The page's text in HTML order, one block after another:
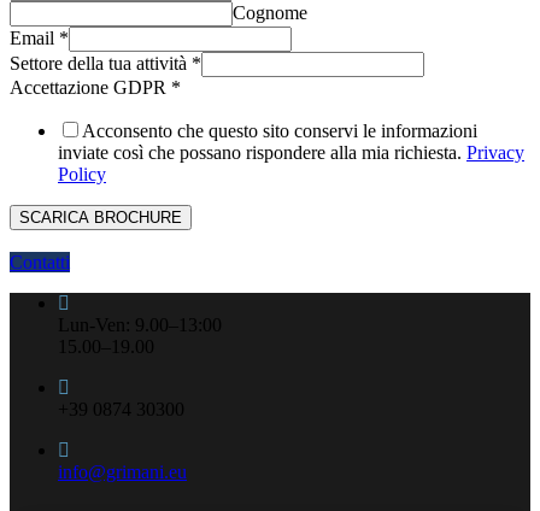
Cognome
Email *
Settore della tua attività *
Accettazione GDPR *
Acconsento che questo sito conservi le informazioni
inviate così che possano rispondere alla mia richiesta. Privacy
Policy
SCARICA BROCHURE
Contatti
Lun-Ven: 9.00–13:00
15.00–19.00
+39 0874 30300
info@grimani.eu